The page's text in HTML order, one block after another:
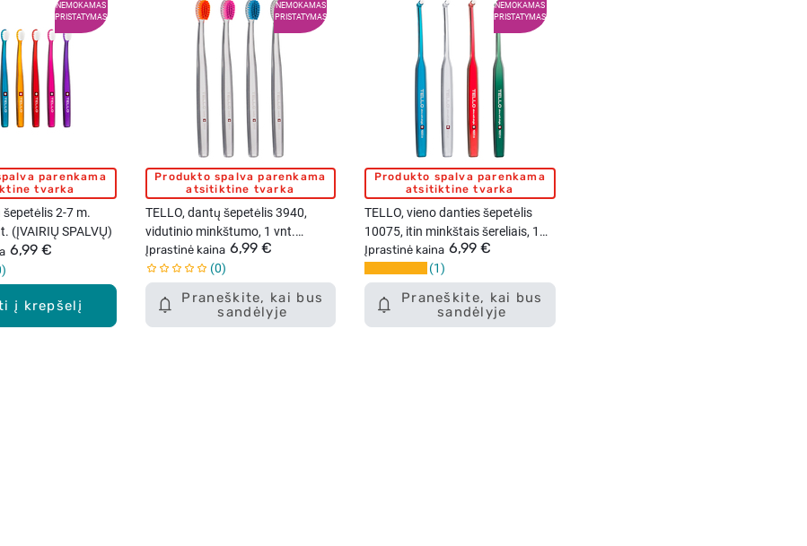
NEMOKAMAS
PRISTATYMAS
į krepšelį
parenkama
tvarka
šepetėlis 2-7 m.
(ĮVAIRIŲ SPALVŲ)
6,99 €
NEMOKAMAS
PRISTATYMAS
Praneškite, kai bus
sandėlyje
Produkto spalva parenkama
atsitiktine tvarka
TELLO, dantų šepetėlis 3940,
vidutinio minkštumo, 1 vnt.
(ĮVAIRIŲ SPALVŲ)
Įprastinė kaina 6,99 €
0
NEMOKAMAS
PRISTATYMAS
Praneškite, kai bus
sandėlyje
Produkto spalva parenkama
atsitiktine tvarka
TELLO, vieno danties šepetėlis
10075, itin minkštais šereliais, 1
vnt. (ĮVAIRIŲ SPALVŲ)
Įprastinė kaina 6,99 €
1